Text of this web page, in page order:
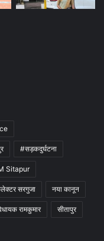
#सड़कदुर्घटना
Sitapur
सरगुजा नया कानून
रामकुमार सीतापुर